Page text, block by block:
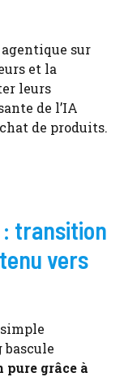
sur
et la
leurs
de l’IA
de produits.
transition
vers
pure grâce à